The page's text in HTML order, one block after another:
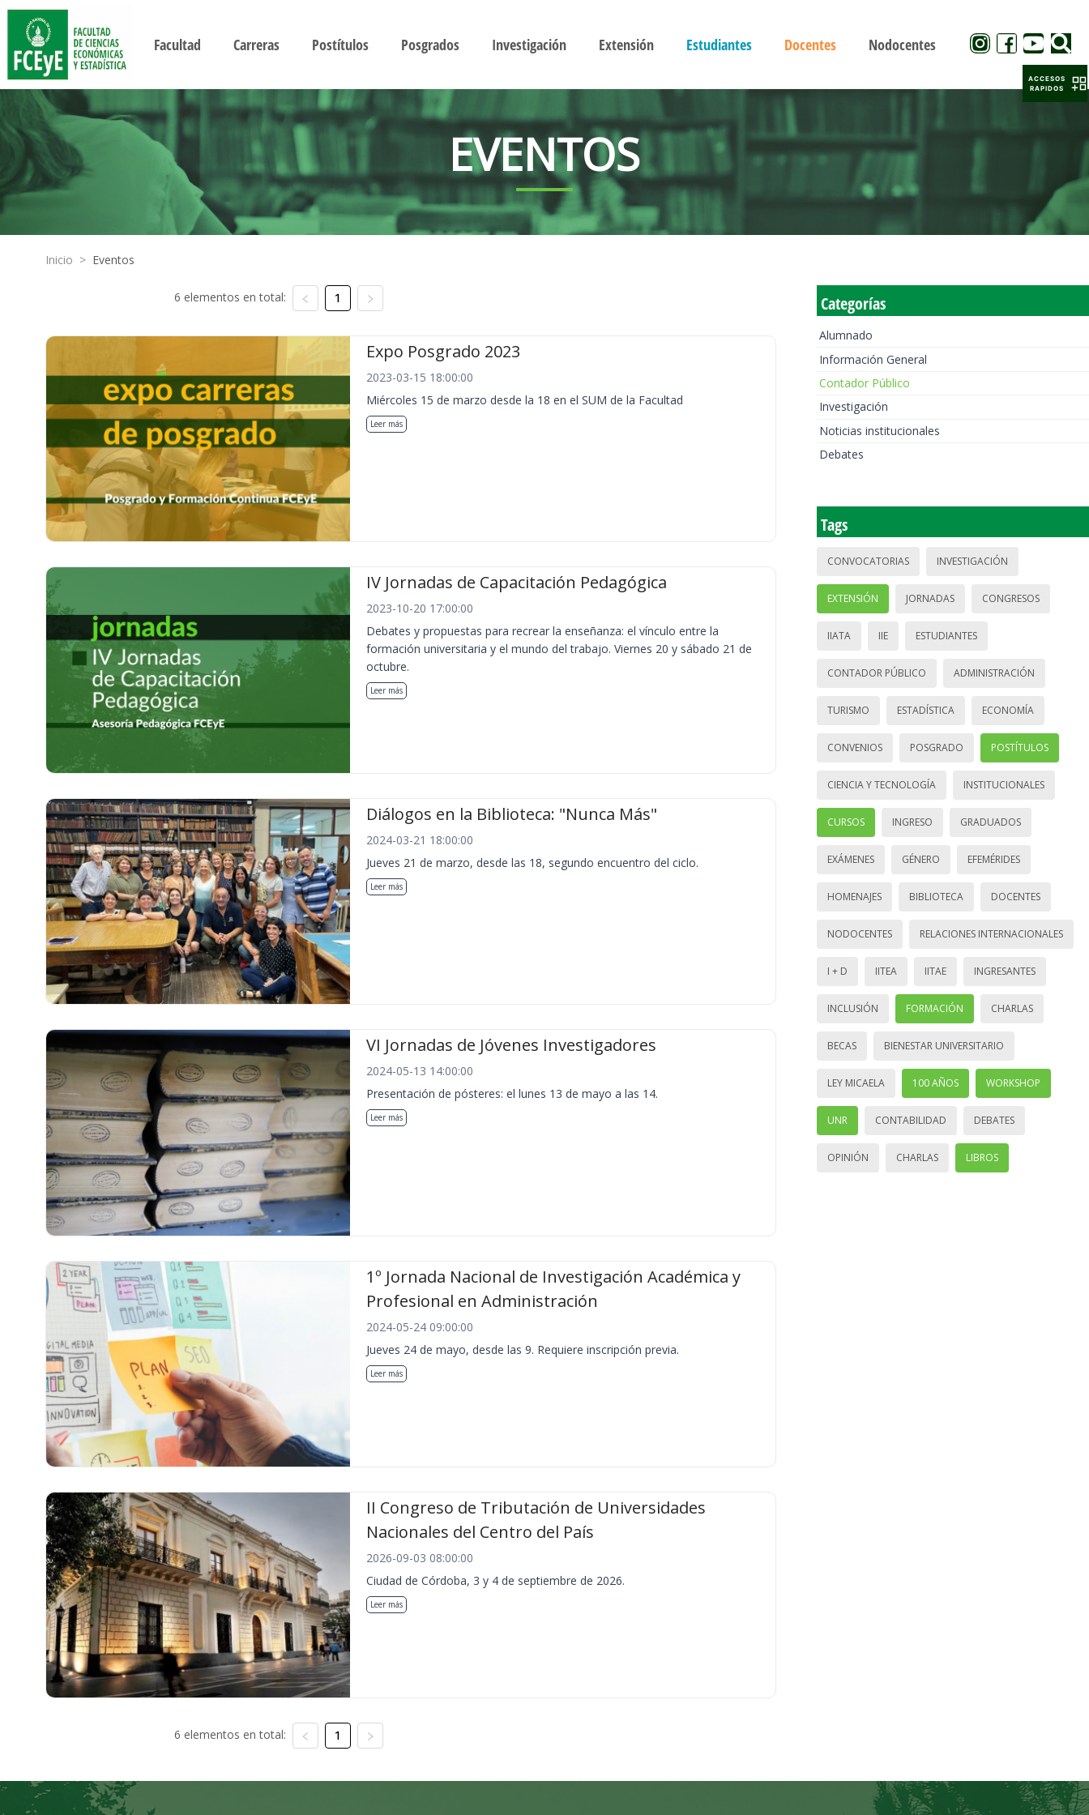
Facultad Carreras Postítulos Posgrados Investigación Extensión Estudiantes Docentes Nodocentes
EVENTOS
Inicio > Eventos
6 elementos en total: 1
Expo Posgrado 2023
2023-03-15 18:00:00
Miércoles 15 de marzo desde la 18 en el SUM de la Facultad
Leer más
IV Jornadas de Capacitación Pedagógica
2023-10-20 17:00:00
Debates y propuestas para recrear la enseñanza: el vínculo entre la
formación universitaria y el mundo del trabajo. Viernes 20 y sábado 21 de
octubre.
Leer más
Diálogos en la Biblioteca: "Nunca Más"
2024-03-21 18:00:00
Jueves 21 de marzo, desde las 18, segundo encuentro del ciclo.
Leer más
VI Jornadas de Jóvenes Investigadores
2024-05-13 14:00:00
Presentación de pósteres: el lunes 13 de mayo a las 14.
Leer más
1º Jornada Nacional de Investigación Académica y
Profesional en Administración
2024-05-24 09:00:00
Jueves 24 de mayo, desde las 9. Requiere inscripción previa.
Leer más
II Congreso de Tributación de Universidades
Nacionales del Centro del País
2026-09-03 08:00:00
Ciudad de Córdoba, 3 y 4 de septiembre de 2026.
Leer más
6 elementos en total: 1
Categorías
Alumnado
Información General
Contador Público
Investigación
Noticias institucionales
Debates
Tags
CONVOCATORIAS INVESTIGACIÓN
EXTENSIÓN JORNADAS CONGRESOS
IIATA IIE ESTUDIANTES
CONTADOR PÚBLICO ADMINISTRACIÓN
TURISMO ESTADÍSTICA ECONOMÍA
CONVENIOS POSGRADO POSTÍTULOS
CIENCIA Y TECNOLOGÍA INSTITUCIONALES
CURSOS INGRESO GRADUADOS
EXÁMENES GÉNERO EFEMÉRIDES
HOMENAJES BIBLIOTECA DOCENTES
NODOCENTES RELACIONES INTERNACIONALES
I + D IITEA IITAE INGRESANTES
INCLUSIÓN FORMACIÓN CHARLAS
BECAS BIENESTAR UNIVERSITARIO
LEY MICAELA 100 AÑOS WORKSHOP
UNR CONTABILIDAD DEBATES
OPINIÓN CHARLAS LIBROS
ACCESOS
RAPIDOS